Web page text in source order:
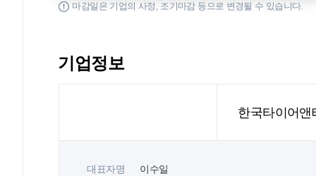
마감일은 기업의 사정, 조기마감 등으로 변경될 수 있습니다.
기업정보
한국타이어앤
대표자명
이수일